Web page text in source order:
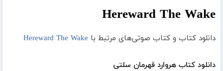
Hereward The Wake
دانلود کتاب و کتاب صوتی‌های مرتبط با Hereward The Wake
دانلود کتاب هروارد قهرمان سلتی